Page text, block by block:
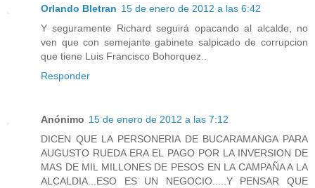
Orlando Bletran 15 de enero de 2012 a las 6:42
Y seguramente Richard seguirá opacando al alcalde, no
ven que con semejante gabinete salpicado de corrupcion
que tiene Luis Francisco Bohorquez..
Responder
Anónimo 15 de enero de 2012 a las 7:12
DICEN QUE LA PERSONERIA DE BUCARAMANGA PARA
AUGUSTO RUEDA ERA EL PAGO POR LA INVERSION DE
MAS DE MIL MILLONES DE PESOS EN LA CAMPAÑA A LA
ALCALDIA...ESO ES UN NEGOCIO.....Y PENSAR QUE